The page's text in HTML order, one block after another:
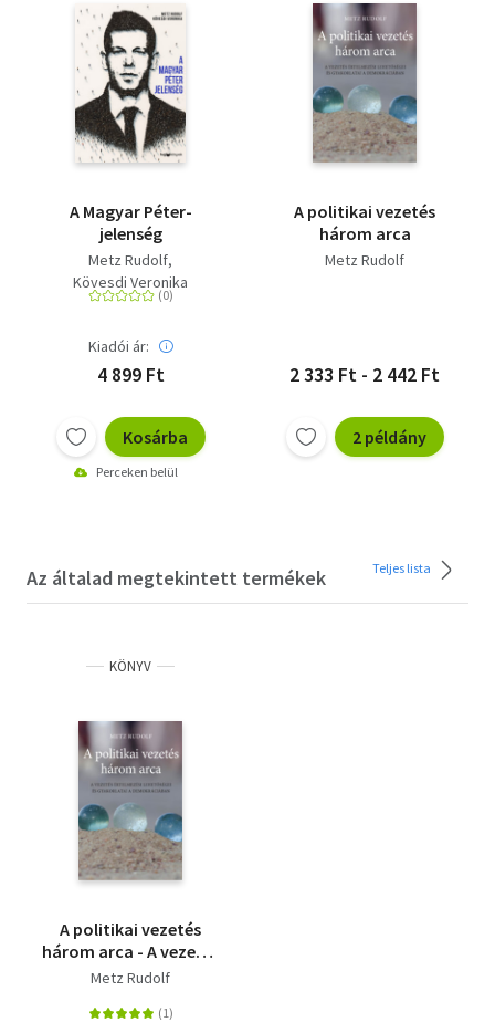
A Magyar Péter-
jelenség
Metz Rudolf
Kövesdi Veronika
Kiadói ár:
4 899 Ft
Kosárba
Perceken belül
A politikai vezetés
három arca
Metz Rudolf
2 333 Ft - 2 442 Ft
2 példány
Az általad megtekintett termékek Teljes lista
KÖNYV
A politikai vezetés
három arca - A vezetés
értelmezési
gyakorlatai a
Metz Rudolf